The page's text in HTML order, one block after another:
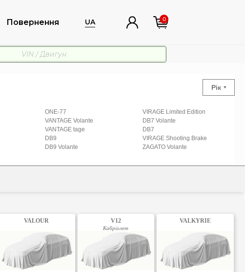
Повернення UA 0
Рік
ONE-77
VANTAGE Volante
VANTAGE tage
DB9
DB9 Volante
VIRAGE Limited Edition
DB7 Volante
DB7
VIRAGE Shooting Brake
ZAGATO Volante
VALOUR V12
Кабріолет
VALKYRIE